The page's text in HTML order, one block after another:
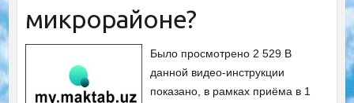
микрорайоне?
Было просмотрено 2 529 В
данной видео-инструкции
показано, в рамках приёма в 1